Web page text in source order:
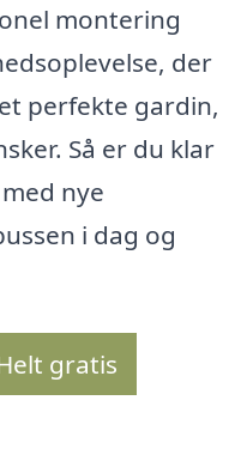
montering
der
perfekte gardin,
Så er du klar
nye
i dag og
gratis